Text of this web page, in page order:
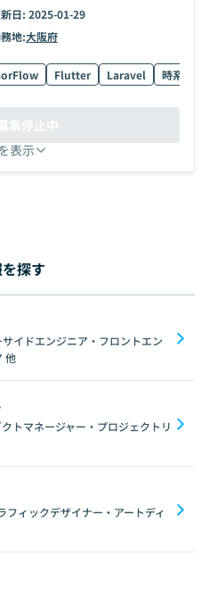
日: 2025-01-29
地:大阪府
Flutter Laravel 時系列解
表示
集停止中
探す
イドエンジニア・フロントエン
他
トマネージャー・プロジェクトリ
ィックデザイナー・アートディ